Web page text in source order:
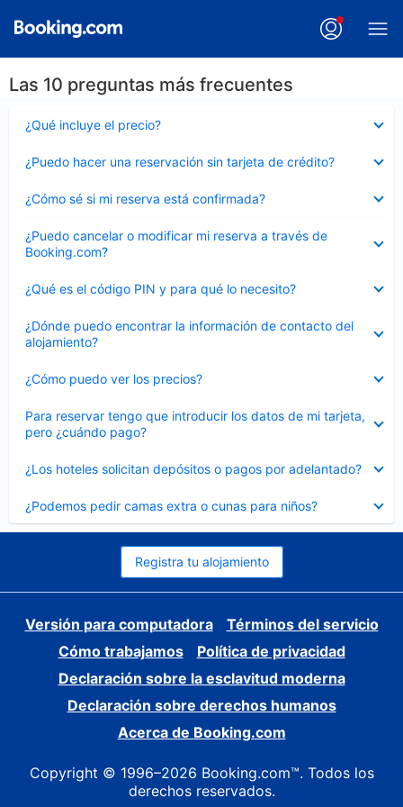
Las 10 preguntas más frecuentes
¿Qué incluye el precio?
cerrado
¿Puedo hacer una reservación sin tarjeta de crédito?
cerrado
¿Cómo sé si mi reserva está confirmada?
cerrado
¿Puedo cancelar o modificar mi reserva a través de
Booking.com?
cerrado
¿Qué es el código PIN y para qué lo necesito?
cerrado
¿Dónde puedo encontrar la información de contacto del
alojamiento?
cerrado
¿Cómo puedo ver los precios?
cerrado
Para reservar tengo que introducir los datos de mi tarjeta,
pero ¿cuándo pago?
cerrado
¿Los hoteles solicitan depósitos o pagos por adelantado?
cerrado
¿Podemos pedir camas extra o cunas para niños?
cerrado
Registra tu alojamiento
Versión para computadora
Términos del servicio
Cómo trabajamos
Política de privacidad
Declaración sobre la esclavitud moderna
Declaración sobre derechos humanos
Acerca de Booking.com
Copyright © 1996–2026 Booking.com™. Todos los
derechos reservados.